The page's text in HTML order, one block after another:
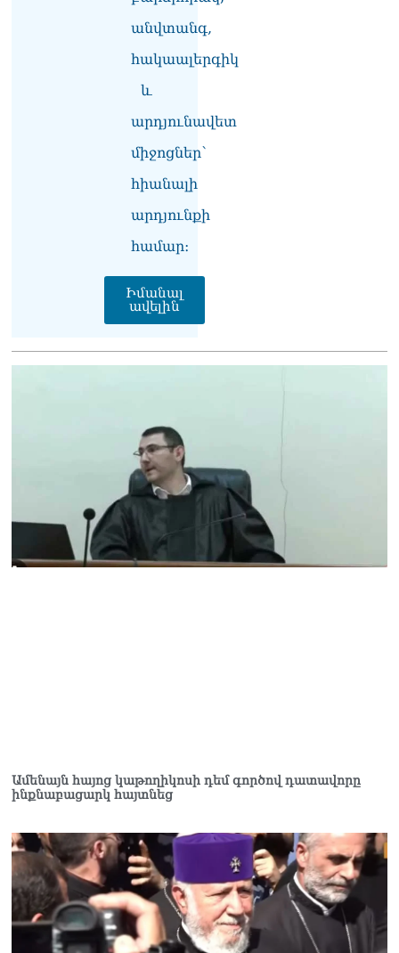
անվտանգ,
հակաալերգիկ
և
արդյունավետ
միջոցներ՝
հիանալի
արդյունքի
համար։
Իմանալ
ավելին
Ամենայն հայոց կաթողիկոսի դեմ գործով դատավորը
ինքնաբացարկ հայտնեց